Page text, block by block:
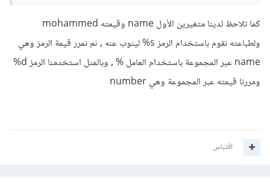
كما تلاحظ لدينا متغيرين الأول name وقيمته mohammed
ولطباعته نقوم باستخدام الرمز s% لينوب عنه , ثم نمرر قيمة الرمز وهي
name عبر المجموعة باستخدام العامل % , وبالمثل استخدمنا الرمز d%
ومررنا قيمته عبر المجموعة وهي number
اقتباس